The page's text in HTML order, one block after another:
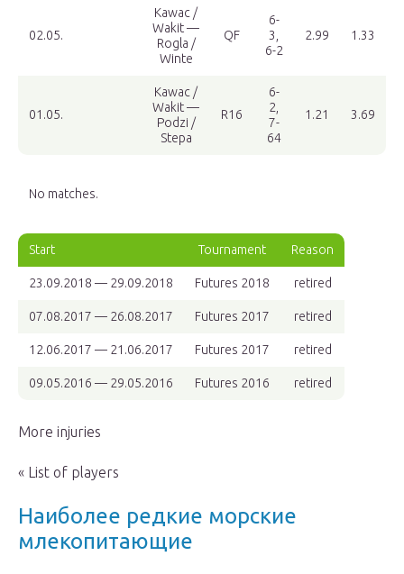
02.05.
Kawac /
Wakit —
Rogla /
Winte
QF
6-
3,
6-2
2.99 1.33
01.05.
Kawac /
Wakit —
Podzi /
Stepa
R16
6-
2,
7-
64
1.21 3.69
No matches.
Start Tournament Reason
23.09.2018 — 29.09.2018 Futures 2018 retired
07.08.2017 — 26.08.2017 Futures 2017 retired
12.06.2017 — 21.06.2017 Futures 2017 retired
09.05.2016 — 29.05.2016 Futures 2016 retired
More injuries
« List of players
Наиболее редкие морские
млекопитающие